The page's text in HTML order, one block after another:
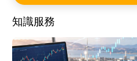
知識服務